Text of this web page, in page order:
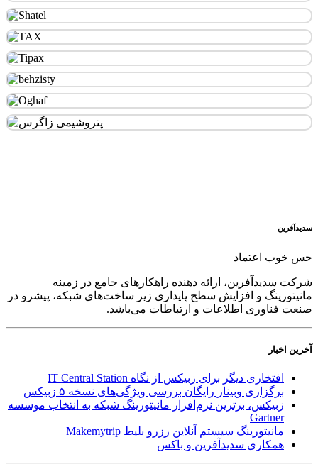
سدید‌آفرین
حس خوب اعتماد
شرکت سدید‌آفرین، ارائه دهنده راهکارهای جامع در زمینه
مانیتورینگ و افزایش سطح پایداری زیر ساخت‌های شبکه، پیشرو در
صنعت فناوری اطلاعات و ارتباطات می‌باشد.
آخرین اخبار
افتخاری دیگر برای زبیکس از نگاه IT Central Station
برگزاری وبینار رایگان بررسی ویژگی‌های نسخه ۵ زبیکس
زبیکس، برترین نرم‌افزار مانیتورینگ شبکه به انتخاب موسسه
Gartner
مانیتورینگ سیستم آنلاین رزرو بلیط Makemytrip
همکاری سدیدآفرین و باکس